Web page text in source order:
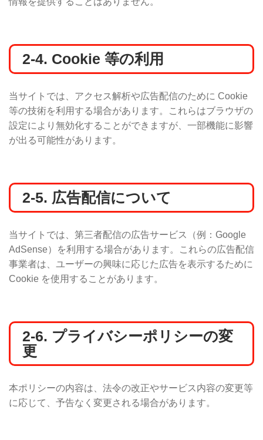
2-4. Cookie 等の利用
当サイトでは、アクセス解析や広告配信のために Cookie
等の技術を利用する場合があります。これらはブラウザの
設定により無効化することができますが、一部機能に影響
が出る可能性があります。
2-5. 広告配信について
当サイトでは、第三者配信の広告サービス（例：Google
AdSense）を利用する場合があります。これらの広告配信
事業者は、ユーザーの興味に応じた広告を表示するために
Cookie を使用することがあります。
2-6. プライバシーポリシーの変
更
本ポリシーの内容は、法令の改正やサービス内容の変更等
に応じて、予告なく変更される場合があります。